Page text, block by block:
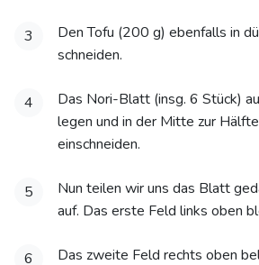
3
Den Tofu (200 g) ebenfalls in
schneiden.
4
Das Nori-Blatt (insg. 6 Stück)
legen und in der Mitte zur
einschneiden.
5
Nun teilen wir uns das Blatt
auf. Das erste Feld links oben
6 Das zweite Feld rechts oben